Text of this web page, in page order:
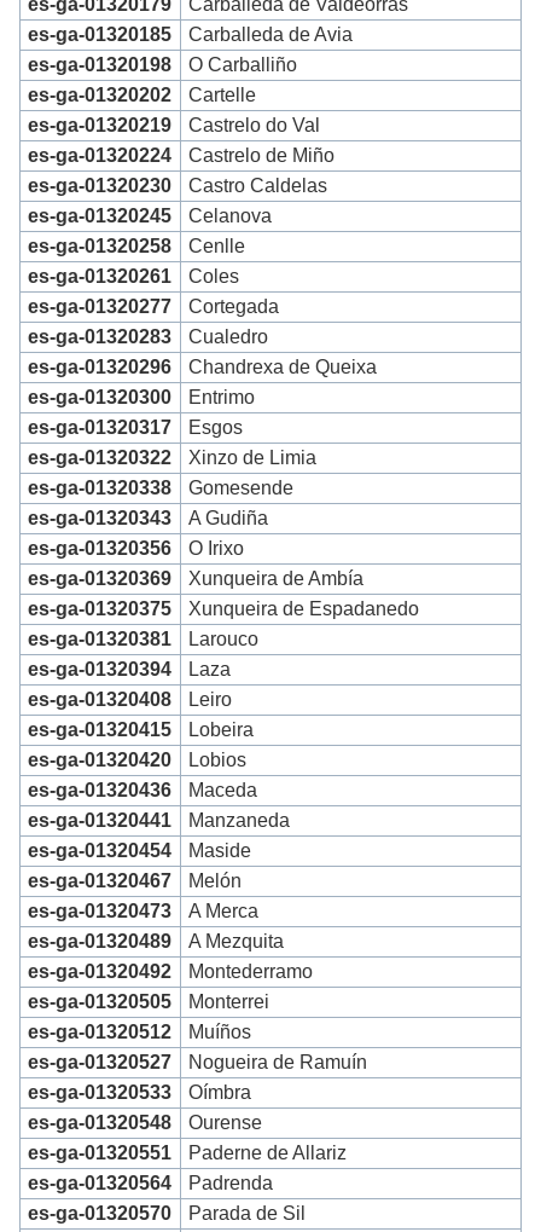
es-ga-01320179
Carballeda de Valdeorras
es-ga-01320185
Carballeda de Avia
es-ga-01320198
O Carballiño
es-ga-01320202
Cartelle
es-ga-01320219
Castrelo do Val
es-ga-01320224
Castrelo de Miño
es-ga-01320230
Castro Caldelas
es-ga-01320245
Celanova
es-ga-01320258
Cenlle
es-ga-01320261
Coles
es-ga-01320277
Cortegada
es-ga-01320283
Cualedro
es-ga-01320296
Chandrexa de Queixa
es-ga-01320300
Entrimo
es-ga-01320317
Esgos
es-ga-01320322
Xinzo de Limia
es-ga-01320338
Gomesende
es-ga-01320343
A Gudiña
es-ga-01320356
O Irixo
es-ga-01320369
Xunqueira de Ambía
es-ga-01320375
Xunqueira de Espadanedo
es-ga-01320381
Larouco
es-ga-01320394
Laza
es-ga-01320408
Leiro
es-ga-01320415
Lobeira
es-ga-01320420
Lobios
es-ga-01320436
Maceda
es-ga-01320441
Manzaneda
es-ga-01320454
Maside
es-ga-01320467
Melón
es-ga-01320473
A Merca
es-ga-01320489
A Mezquita
es-ga-01320492
Montederramo
es-ga-01320505
Monterrei
es-ga-01320512
Muíños
es-ga-01320527
Nogueira de Ramuín
es-ga-01320533
Oímbra
es-ga-01320548
Ourense
es-ga-01320551
Paderne de Allariz
es-ga-01320564
Padrenda
es-ga-01320570
Parada de Sil